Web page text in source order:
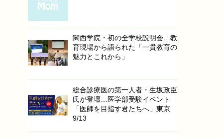
関西学院・初の全学校説明会…教
育現場から語られた「一貫教育の
魅力とこれから」
総合診療医の第一人者・生坂政臣
氏が登壇…医学部受験イベント
「医師を目指す君たちへ」東京
9/13